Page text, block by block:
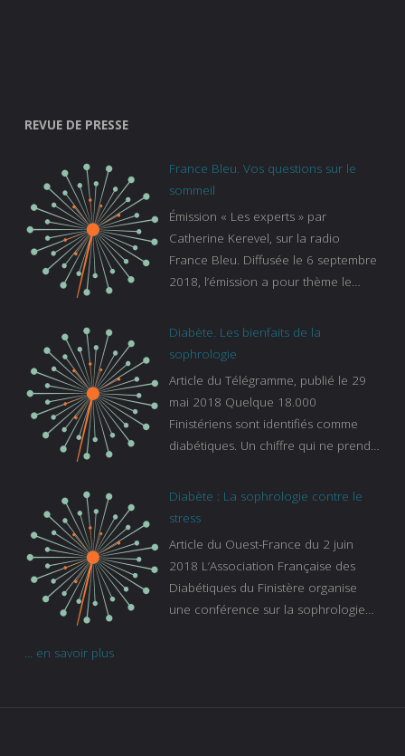
REVUE DE PRESSE
France Bleu. Vos questions sur le
sommeil
Émission « Les experts » par
Catherine Kerevel, sur la radio
France Bleu. Diffusée le 6 septembre
2018, l’émission a pour thème le
bleu :
https://www.francebleu.fr/emissions/l
sur-le-sommeil
Diabète. Les bienfaits de la
sophrologie
Article du Télégramme, publié le 29
mai 2018 Quelque 18.000
Finistériens sont identifiés comme
diabétiques. Un chiffre qui ne prend
s’ignorent. « C’est une pathologie qui
continue à augmenter, souligne
de la Caisse primaire d’assurance-
maladie. C’est aussi une pathologie
qui peut être handicapante et coûte
cher quand on sait que 37 % des
Diabète : La sophrologie contre le
stress
Article du Ouest-France du 2 juin
2018 L’Association Française des
Diabétiques du Finistère organise
une conférence sur la sophrologie
... en savoir plus